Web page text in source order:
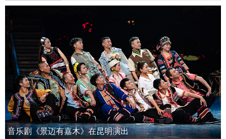
音乐剧《景迈有嘉木》在昆明演出